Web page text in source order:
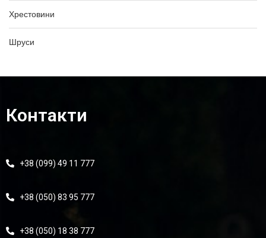
Хрестовини
Шруси
Контакти
+38 (099) 49 11 777
+38 (050) 83 95 777
+38 (050) 18 38 777